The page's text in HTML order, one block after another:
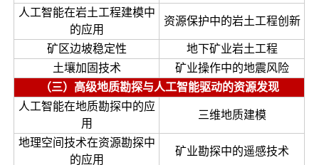
人工智能在岩土工程建模中
的应用
资源保护中的岩土工程创新
矿区边坡稳定性
地下矿业岩土工程
土壤加固技术
矿业操作中的地震风险
（三）高级地质勘探与人工智能驱动的资源发现
人工智能在地质勘探中的应
用
三维地质建模
地理空间技术在资源勘探中
的应用
矿业勘探中的遥感技术